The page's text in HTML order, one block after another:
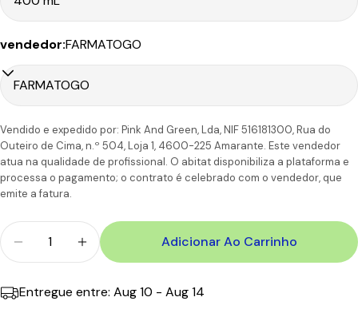
vendedor:FARMATOGO
Vendido e expedido por: Pink And Green, Lda, NIF 516181300, Rua do
Outeiro de Cima, n.º 504, Loja 1, 4600-225 Amarante. Este vendedor
atua na qualidade de profissional. O abitat disponibiliza a plataforma e
processa o pagamento; o contrato é celebrado com o vendedor, que
emite a fatura.
Quantidade
Diminuir Quantidade Para A-Derma Exomega
Aumentar A Quantidade Para A-Derma
Adicionar Ao Carrinho
Entregue entre: Aug 10 - Aug 14
Continental
CTT
úteis
4,90€50.00€
Portugal
Ilhas
6-7